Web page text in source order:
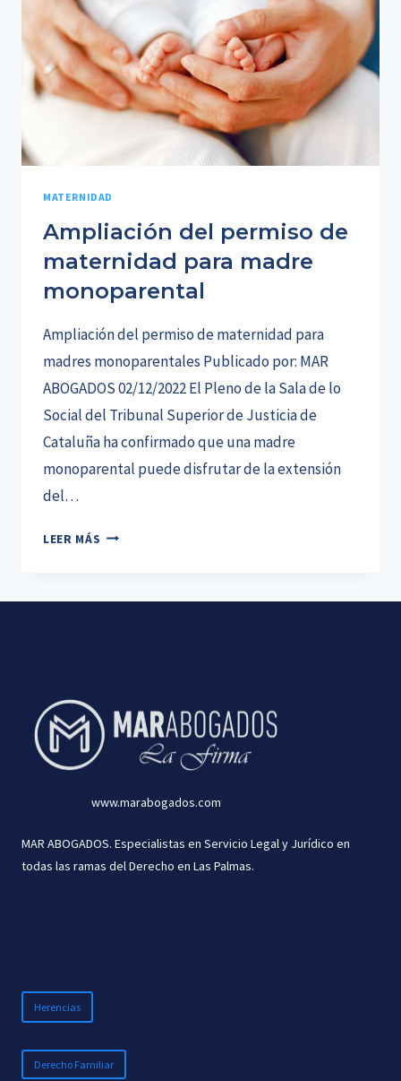
DGT
PODRÍA
SER
ILEGAL,
A
MATERNIDAD
Ampliación del permiso de
maternidad para madre
monoparental
Ampliación del permiso de maternidad para
madres monoparentales Publicado por: MAR
ABOGADOS 02/12/2022 El Pleno de la Sala de lo
Social del Tribunal Superior de Justicia de
Cataluña ha confirmado que una madre
monoparental puede disfrutar de la extensión
del…
LEER MÁS AMPLIACIÓN
DE
www.marabogados.com
MAR ABOGADOS. Especialistas en Servicio Legal y Jurídico en
todas las ramas del Derecho en Las Palmas.
Herencias
Derecho Familiar